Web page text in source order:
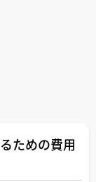
ための費用